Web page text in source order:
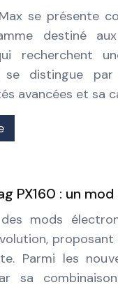
se présente
destiné
recherchent
se distingue
avancées et sa
PX160 : un
mods
Parmi les
sa